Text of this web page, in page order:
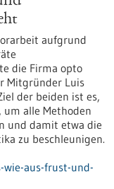
aufgrund
die Firma opto
Mitgründer Luis
der beiden ist es,
alle Methoden
und damit etwa die
zu beschleunigen.
aus-frust-und-